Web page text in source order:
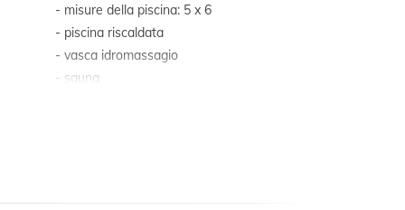
- misure della piscina: 5 x 6
- piscina riscaldata
- vasca idromassagio
- sauna